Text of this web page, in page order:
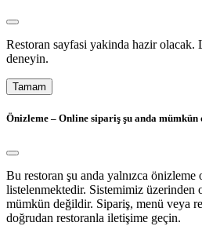
Restoran sayfasi yakinda hazir olacak.
deneyin.
Tamam
Önizleme – Online sipariş şu anda mümkün
Bu restoran şu anda yalnızca
listelenmektedir. Sistemimiz üzerinden
mümkün değildir. Sipariş, menü veya
doğrudan restoranla iletişime geçin.